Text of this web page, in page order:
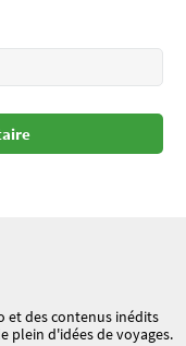
et des contenus inédits
plein d'idées de voyages.